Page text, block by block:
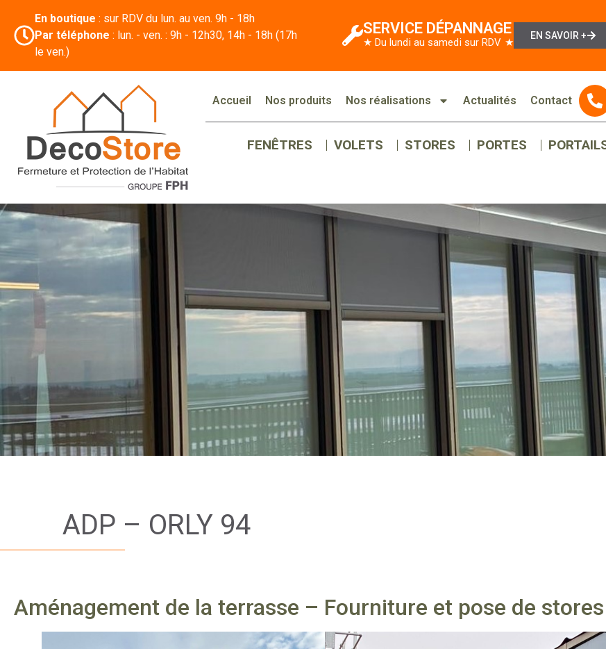
En boutique : sur RDV du lun. au ven. 9h - 18h
Par téléphone : lun. - ven. : 9h - 12h30, 14h - 18h (17h
le ven.)
SERVICE DÉPANNAGE
★ Du lundi au samedi sur RDV ★
EN SAVOIR +
Accueil Nos produits Nos réalisations Actualités Contact
FENÊTRES VOLETS STORES PORTES
ADP – ORLY 94
Aménagement de la terrasse – Fourniture et pose de